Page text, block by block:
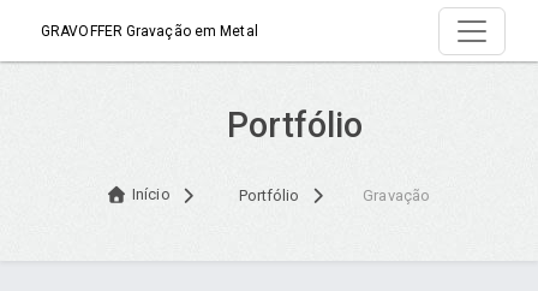
GRAVOFFER Gravação em Metal
Portfólio
Início Portfólio Gravação